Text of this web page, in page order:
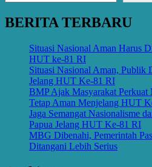
BERITA TERBARU
Situasi Nasional Aman Harus
HUT ke-81 RI
Situasi Nasional Aman, Publik
Jelang HUT Ke-81 RI
BMP Ajak Masyarakat Perkuat
Tetap Aman Menjelang HUT
Jaga Semangat Nasionalisme
Papua Jelang HUT Ke-81 RI
MBG Dibenahi, Pemerintah
Ditangani Lebih Serius